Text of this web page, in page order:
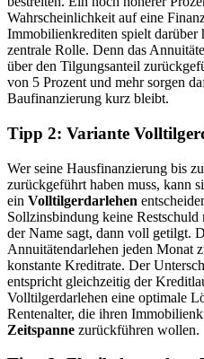
Wahrscheinlichkeit auf eine
Immobilienkrediten spielt darüber
zentrale Rolle. Denn das
über den Tilgungsanteil
von 5 Prozent und mehr sorgen
Baufinanzierung kurz bleibt.
Tipp 2: Variante
Wer seine Hausfinanzierung bis
zurückgeführt haben muss, kann
ein Volltilgerdarlehen
Sollzinsbindung keine
der Name sagt, dann voll getilgt.
Annuitätendarlehen jeden Monat
konstante Kreditrate. Der
entspricht gleichzeitig der
Volltilgerdarlehen eine optimale
Rentenalter, die ihren
Zeitspanne zurückführen wollen.